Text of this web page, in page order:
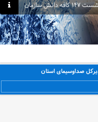
صداوسیمای استان